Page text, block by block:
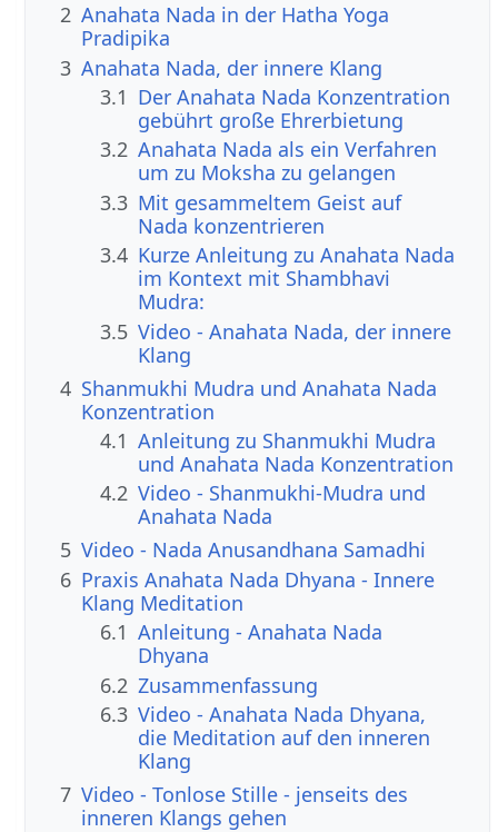
2 Anahata Nada in der Hatha Yoga
Pradipika
3 Anahata Nada, der innere Klang
3.1 Der Anahata Nada Konzentration
gebührt große Ehrerbietung
3.2 Anahata Nada als ein Verfahren
um zu Moksha zu gelangen
3.3 Mit gesammeltem Geist auf
Nada konzentrieren
3.4 Kurze Anleitung zu Anahata Nada
im Kontext mit Shambhavi
Mudra:
3.5 Video - Anahata Nada, der innere
Klang
4 Shanmukhi Mudra und Anahata Nada
Konzentration
4.1 Anleitung zu Shanmukhi Mudra
und Anahata Nada Konzentration
4.2 Video - Shanmukhi-Mudra und
Anahata Nada
5 Video - Nada Anusandhana Samadhi
6 Praxis Anahata Nada Dhyana - Innere
Klang Meditation
6.1 Anleitung - Anahata Nada
Dhyana
6.2 Zusammenfassung
6.3 Video - Anahata Nada Dhyana,
die Meditation auf den inneren
Klang
7 Video - Tonlose Stille - jenseits des
inneren Klangs gehen